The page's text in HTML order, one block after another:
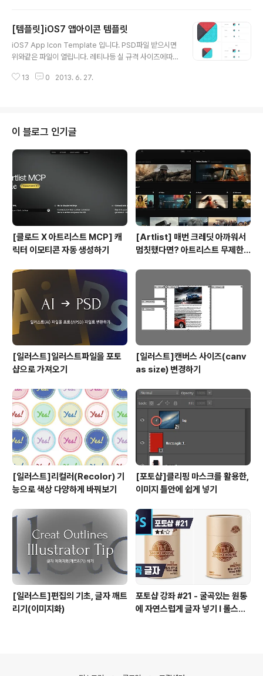
의 링크를 타고 가면 바로 다운로드 받을 수 있습니다. htt
p://www.teehanlax.com/tools/ios7/ 저또한 그렇지
만 올가을에 출시될 iOS7에 관심이 있으신분들이 많으리
부터 확연한 관심을 끌게 만들고 있습니다. iOS7에 관심있
[템플릿]iOS7 앱아이콘 템플릿
iOS7 App Icon Template 입니다. PSD파일 받으시면
위와같은 파일이 열립니다. 레티나등 실 규격 사이즈에따
하리라 생각합니다.
13 0 2013. 6. 27.
이 블로그 인기글
[클로드 X 아트리스트 MCP] 캐
릭터 이모티콘 자동 생성하기
[Artlist] 매번 크레딧 아까워서
멈칫했다면? 아트리스트 무제한
[일러스트]일러스트파일을 포토
샵으로 가져오기
[일러스트]캔버스 사이즈(canv
as size) 변경하기
[일러스트]리컬러(Recolor) 기
능으로 색상 다양하게 바꿔보기
[포토샵]클리핑 마스크를 활용한,
이미지 틀안에 쉽게 넣기
[일러스트]편집의 기초, 글자 깨트
리기(이미지화)
포토샵 강좌 #21 - 굴곡있는 원통
에 자연스럽게 글자 넣기 I 롤스토